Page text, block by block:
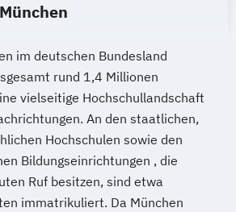
im deutschen Bundesland
rund 1,4 Millionen
vielseitige Hochschullandschaft
An den staatlichen,
Hochschulen sowie den
Bildungseinrichtungen , die
Ruf besitzen, sind etwa
immatrikuliert. Da München